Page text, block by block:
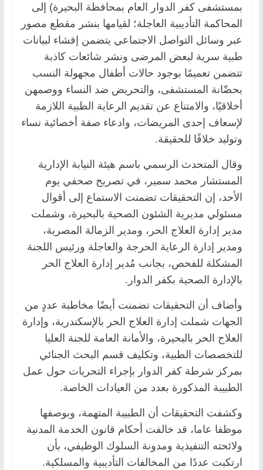
بمستشفى كفر الدوار العام بمحافظة البحيرة) إلى
المحاكمة التأديبية العاجلة؛ لقيامها بنشر مقطع مصور
عبر وسائل التواصل الاجتماعي يتضمن إفشاء لبيانات
طبية سرية لبعض المرضى ونشر شائعات كاذبة
تتضمن تعميمًا بوجود حالات أطفال مجهولة النسب
بحضّانة المستشفى، والتحريض ضد النساء ووصمهن
أخلاقيًا، والامتناع عن تقديم الرعاية الطبية اللازمة
لإسعاف إحدى المريضات، وادعاء صفة أخصائية نساء
وتوليد خلافًا للحقيقة.
وقال المتحدث الرسمي باسم هيئة النيابة الإدارية
المستشار محمد سمير، في تصريح صحفي يوم
الأحد، إن التحقيقات تضمنت الاستماع إلى أقوال
مسئولي مديرية الشئون الصحية بالبحيرة، وشملت
مدير إدارة العلاج الحر، ومدير الزمالة المصرية،
ومدير إدارة الرعاية الحرجة والعاجلة ورئيس اللجنة
المشكلة للفحص، بجانب مُدير إدارة العلاج الحر
بالإدارة الصحية بكفر الدوار.
وأضاف أن التحقيقات تضمنت أيضًا مخاطبة عددٍ من
الجهات شملت إدارة العلاج الحر بالإسكندرية، وإدارة
العلاج الحر بالبحيرة، والأمانة العامة للجنة العليا
للتخصصات الطبية، وتكليف قسم البحث الجنائي
بمركز شرطة كفر الدوار بإجراء التحريات حول عمل
الطبيبة المذكورة بعدد من العيادات الخاصة.
وكشفت التحقيقات أن الطبيبة المتهمة، وبوصفها
موظفا عاما، قد خالفت أحكام قانون الخدمة المدنية
ولائحته التنفيذية ومدونة السلوك الوظيفي، بأن
ارتكبت عددًا من المخالفات التأديبية والمسلكية.